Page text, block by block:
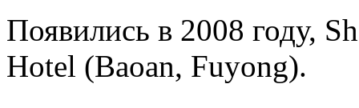
Появились в 2008 году,
Hotel (Baoan, Fuyong).